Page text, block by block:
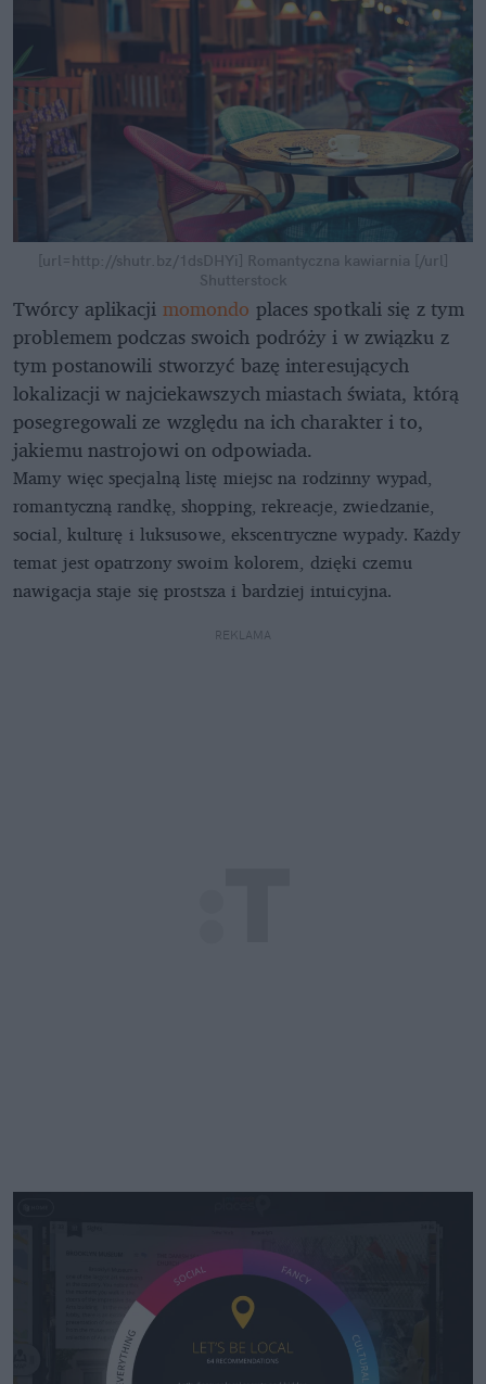
[url=http://shutr.bz/1dsDHYi] Romantyczna kawiarnia [/url]
Shutterstock
Twórcy aplikacji momondo places spotkali się z tym
problemem podczas swoich podróży i w związku z
tym postanowili stworzyć bazę interesujących
lokalizacji w najciekawszych miastach świata, którą
posegregowali ze względu na ich charakter i to,
jakiemu nastrojowi on odpowiada.
Mamy więc specjalną listę miejsc na rodzinny wypad,
romantyczną randkę, shopping, rekreacje, zwiedzanie,
social, kulturę i luksusowe, ekscentryczne wypady. Każdy
temat jest opatrzony swoim kolorem, dzięki czemu
nawigacja staje się prostsza i bardziej intuicyjna.
REKLAMA